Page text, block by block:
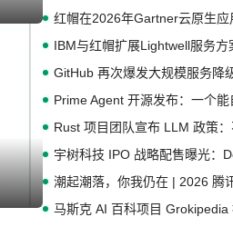
红帽在2026年Gartner云原生
IBM与红帽扩展Lightwell服务
GitHub 再次爆发大规模服务降
Prime Agent 开源发布：一个
Rust 项目团队宣布 LLM 政策
宇树科技 IPO 战略配售曝光：
潮起潮落，你我仍在 | 2026 腾
马斯克 AI 百科项目 Grokipedia